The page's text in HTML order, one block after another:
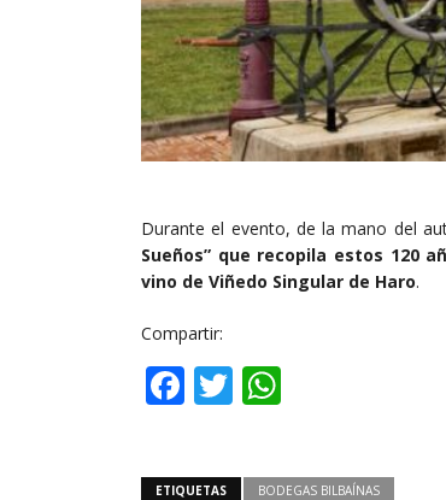
Durante el evento, de la mano del
Sueños” que recopila estos 120
vino de Viñedo Singular de Haro.
Compartir:
Facebook
Twitter
ETIQUETAS BODEGAS BILBAÍNAS